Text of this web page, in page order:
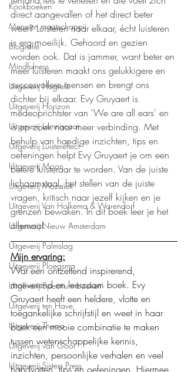
Kookboeken
Mens en maatschappij
Biografie
Mindfulness
Uitgeverij Hogrefe
Uitgeverij Horizon
Uitgeverij Lemniscaat
Uitgeverij Luistereffect
Uitgeverij Moon
Uitgeverij Mozaïek
Uitgeverij Van Holkema & Warendorf
Uitgeverij Nieuw Amsterdam
Uitgeverij Palmslag
Uitgeverij Ploegsma
Uitgeverij Spectrum boeken
Uitgeverij ten Have
Uitgeverij Thema
Uitgeverij van Goor
Uitgeverij Sisters Press
direct aangevallen of het direct beter
weet? Luisteren naar elkaar, écht luisteren
is erg moeilijk. Gehoord en gezien
worden ook. Dat is jammer, want beter en
meer luisteren maakt ons gelukkigere en
succesvollere mensen en brengt ons
dichter bij elkaar. Evy Gruyaert is
medeoprichtster van 'We are all ears' en
is op zoek naar meer verbinding. Met
behulp van handige inzichten, tips en
oefeningen helpt Evy Gruyaert je om een
betere luisteraar te worden. Van de juiste
lichaamstaal, het stellen van de juiste
vragen, kritisch naar jezelf kijken en je
grenzen bewaken. In dit boek leer je het
allemaal.
Mijn ervaring:
Wat een ontzettend inspirerend,
motiverend en leerzaam boek. Evy
Gruyaert heeft een heldere, vlotte en
toegankelijke schrijfstijl en weet in haar
boek een mooie combinatie te maken
tussen wetenschappelijke kennis,
inzichten, persoonlijke verhalen en veel
handvatten, tips en oefeningen. Hiermee